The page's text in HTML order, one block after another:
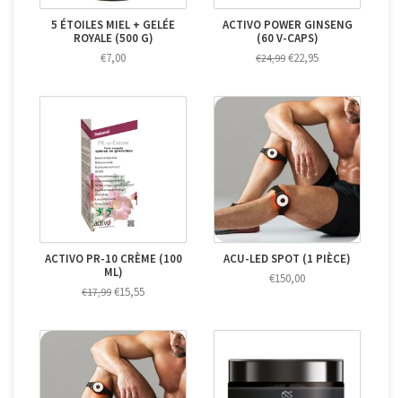
5 ÉTOILES MIEL + GELÉE
ROYALE (500 G)
€7,00
ACTIVO POWER GINSENG
(60 V-CAPS)
€24,99 €22,95
ACTIVO PR-10 CRÈME (100
ML)
€17,99 €15,55
ACU-LED SPOT (1 PIÈCE)
€150,00